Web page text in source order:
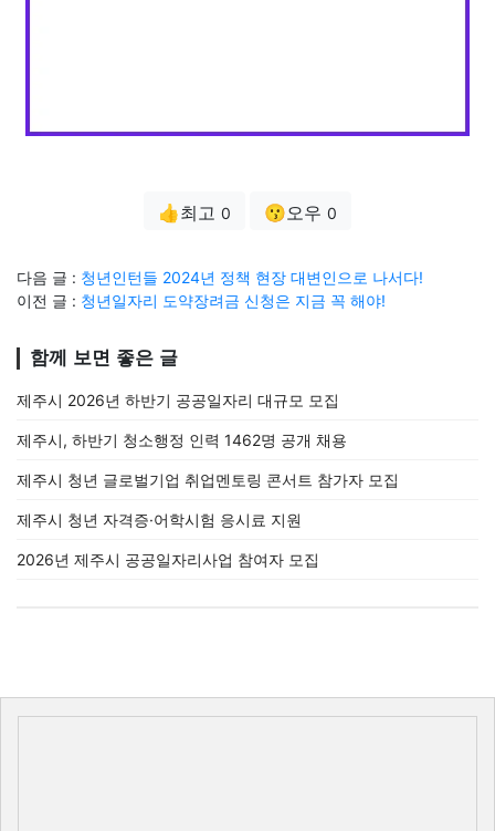
👍최고 0 😗오우 0
다음 글 : 청년인턴들 2024년 정책 현장 대변인으로 나서다!
이전 글 : 청년일자리 도약장려금 신청은 지금 꼭 해야!
함께 보면 좋은 글
제주시 2026년 하반기 공공일자리 대규모 모집
제주시, 하반기 청소행정 인력 1462명 공개 채용
제주시 청년 글로벌기업 취업멘토링 콘서트 참가자 모집
제주시 청년 자격증·어학시험 응시료 지원
2026년 제주시 공공일자리사업 참여자 모집